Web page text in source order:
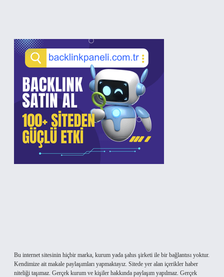
Bu internet sitesinin hiçbir marka, kurum yada şahıs şirketi ile bir bağlantısı yoktur.
Kendimize ait makale paylaşımları yapmaktayız. Sitede yer alan içerikler haber
niteliği taşımaz. Gerçek kurum ve kişiler hakkında paylaşım yapılmaz. Gerçek